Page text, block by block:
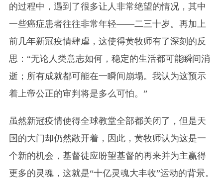
的过程中，遇到了很多让人非常绝望的情况，其中
一些癌症患者往往非常年轻——二三十岁。再加上
前几年新冠疫情肆虐，这使得黄牧师有了深刻的反
思：“无论人类意志如何，稳定的生活都可能瞬间消
逝；所有成就都可能在一瞬间崩塌。我认为这预示
着上帝公正的审判将是多么可怕。”
虽然新冠疫情使得全球教堂全部都关闭了，但是天
国的大门却仍然敞开着，因此，黄牧师认为这是一
个新的机会，基督徒应盼望基督的再来并为主赢得
更多的灵魂，这就是“十亿灵魂大丰收”运动的背景。